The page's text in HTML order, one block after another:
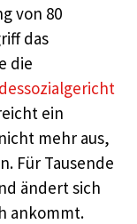
von 80
das
die
ein
mehr aus,
Für Tausende
ändert sich
ankommt.